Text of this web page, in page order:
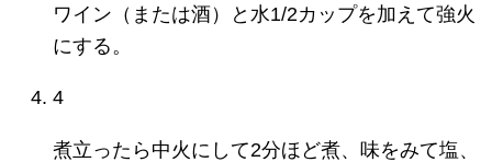
ワイン（または酒）と水1/2カップを加えて強火
にする。
4
煮立ったら中火にして2分ほど煮、味をみて塩、